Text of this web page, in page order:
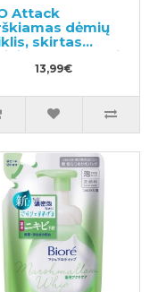
Attack
dėmių
skirtas
apdoroti
skalbimą
13,99€